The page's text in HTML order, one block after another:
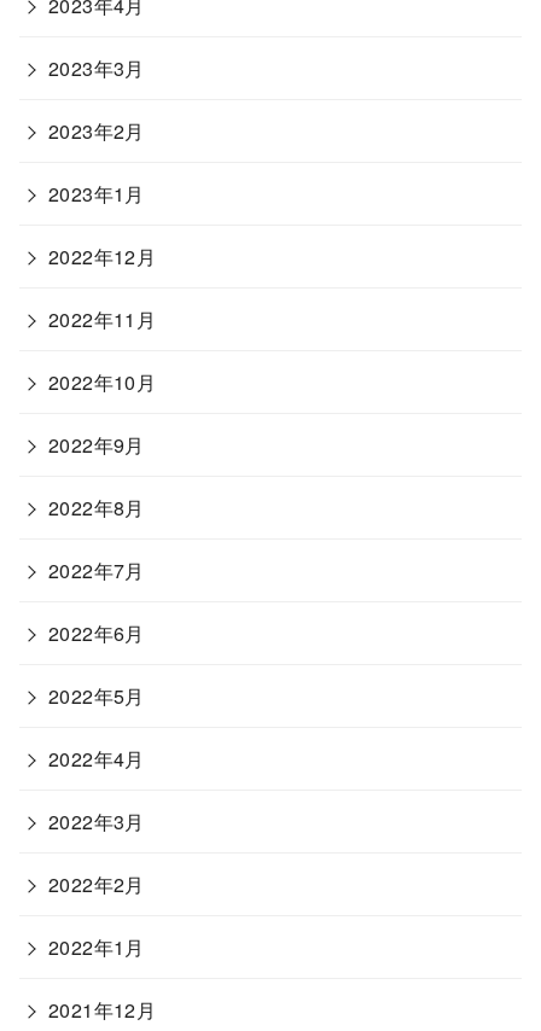
2023年4月
2023年3月
2023年2月
2023年1月
2022年12月
2022年11月
2022年10月
2022年9月
2022年8月
2022年7月
2022年6月
2022年5月
2022年4月
2022年3月
2022年2月
2022年1月
2021年12月